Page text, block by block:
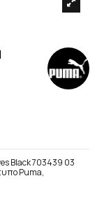
Black 703439 03
Puma,